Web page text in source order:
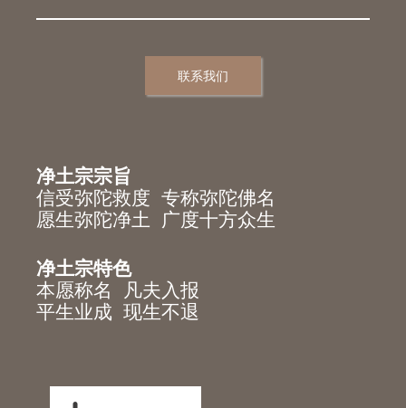
联系我们
净土宗宗旨
信受弥陀救度 专称弥陀佛名
愿生弥陀净土 广度十方众生
净土宗特色
本愿称名 凡夫入报
平生业成 现生不退